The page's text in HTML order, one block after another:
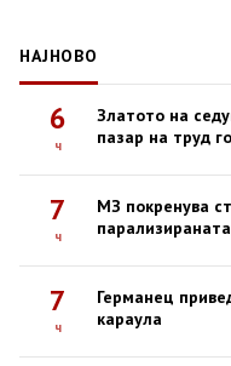
НАЈНОВО
6
ч
Златото на
пазар на труд
7
ч
МЗ покренува
7
ч
Германец
караула